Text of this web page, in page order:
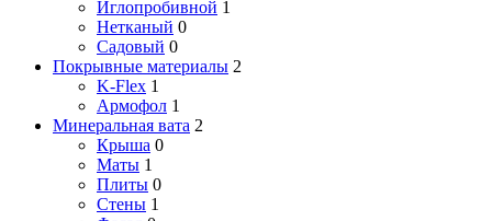
Иглопробивной 1
Нетканый 0
Садовый 0
Покрывные материалы 2
K-Flex 1
Армофол 1
Минеральная вата 2
Крыша 0
Маты 1
Плиты 0
Стены 1